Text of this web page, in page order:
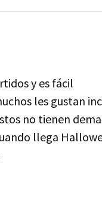
y es fácil
les gustan
no tienen
llega